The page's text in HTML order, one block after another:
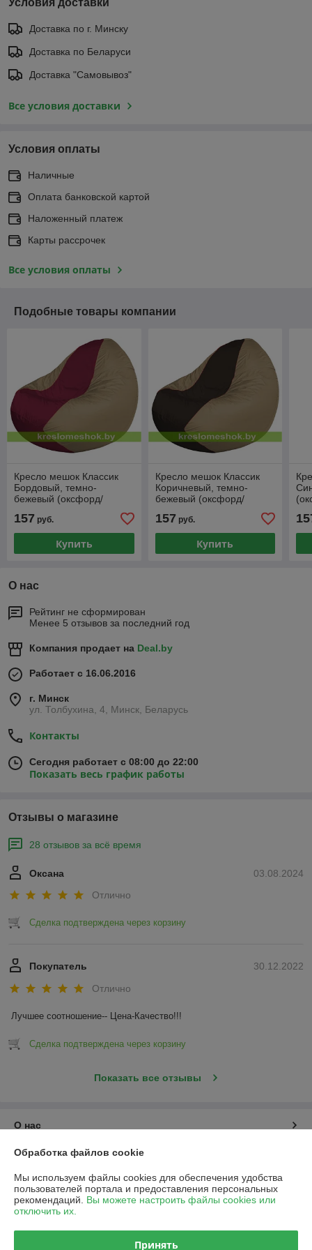
Условия доставки
Доставка по г. Минску
Доставка по Беларуси
Доставка "Самовывоз"
Все условия доставки
Условия оплаты
Наличные
Оплата банковской картой
Наложенный платеж
Карты рассрочек
Все условия оплаты
Подобные товары компании
Кресло мешок Классик
Бордовый, темно-
бежевый (оксфорд/
157 руб.
Купить
Кресло мешок Классик
Коричневый, темно-
бежевый (оксфорд/
157 руб.
Купить
О нас
Рейтинг не сформирован
Менее 5 отзывов за последний год
Компания продает на Deal.by
Работает с 16.06.2016
г. Минск
ул. Толбухина, 4, Минск, Беларусь
Контакты
Сегодня работает с 08:00 до 22:00
Показать весь график работы
Отзывы о магазине
28 отзывов за всё время
03.08.2024
Оксана
Отлично
Сделка подтверждена через корзину
30.12.2022
Покупатель
Отлично
Лучшее соотношение-- Цена-Качество!!!
Сделка подтверждена через корзину
Показать все отзывы
О нас
Контакты
Доставка и оплата
Обработка файлов cookie
Мы используем файлы cookies для обеспечения удобства
пользователей портала и предоставления персональных
рекомендаций. Вы можете настроить файлы cookies или
отключить их.
Принять